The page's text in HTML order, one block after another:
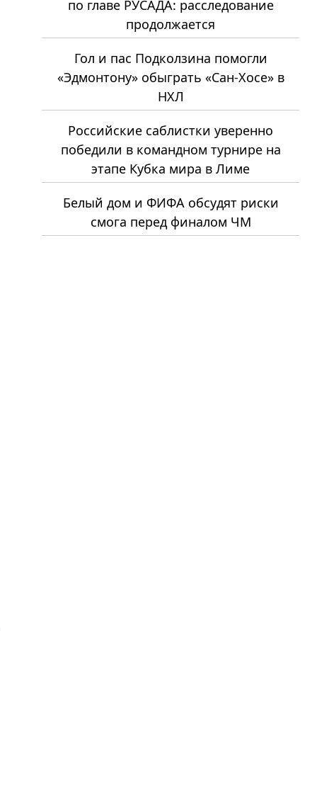
по главе РУСАДА: расследование
продолжается
Гол и пас Подколзина помогли
«Эдмонтону» обыграть «Сан-Хосе» в
НХЛ
Российские саблистки уверенно
победили в командном турнире на
этапе Кубка мира в Лиме
Белый дом и ФИФА обсудят риски
смога перед финалом ЧМ